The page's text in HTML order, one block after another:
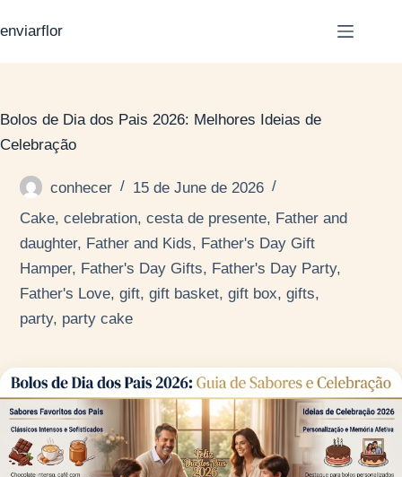
S
t
o
o
n
t
e
n
t
enviarflor
Bolos de Dia dos Pais 2026: Melhores Ideias de
Celebração
conhecer
15 de June de 2026
Cake, celebration, cesta de presente, Father and
daughter, Father and Kids, Father's Day Gift
Hamper, Father's Day Gifts, Father's Day Party,
Father's Love, gift, gift basket, gift box, gifts,
party, party cake